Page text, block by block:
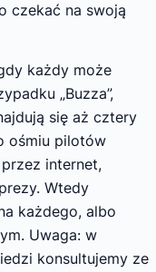
czekać na swoją
każdy może
„Buzza”,
się aż cztery
ośmiu pilotów
internet,
Wtedy
każdego, albo
Uwaga: w
konsultujemy ze